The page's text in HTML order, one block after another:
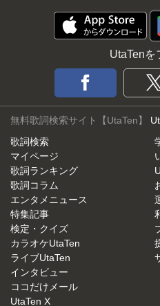
UtaTenを
無料歌詞検索サイト【UtaTen】
歌詞検索
マイページ
歌詞ランキング
歌詞コラム
エンタメニュース
特集記事
検定・クイズ
カラオケUtaTen
ライブUtaTen
インタビュー
ココだけメール
UtaTen X